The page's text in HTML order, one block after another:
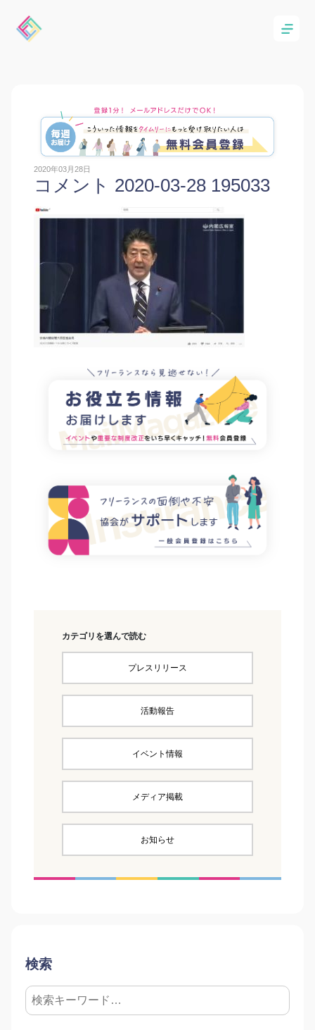
2020年03月28日
コメント 2020-03-28 195033
カテゴリを選んで読む
プレスリリース
活動報告
イベント情報
メディア掲載
お知らせ
検索